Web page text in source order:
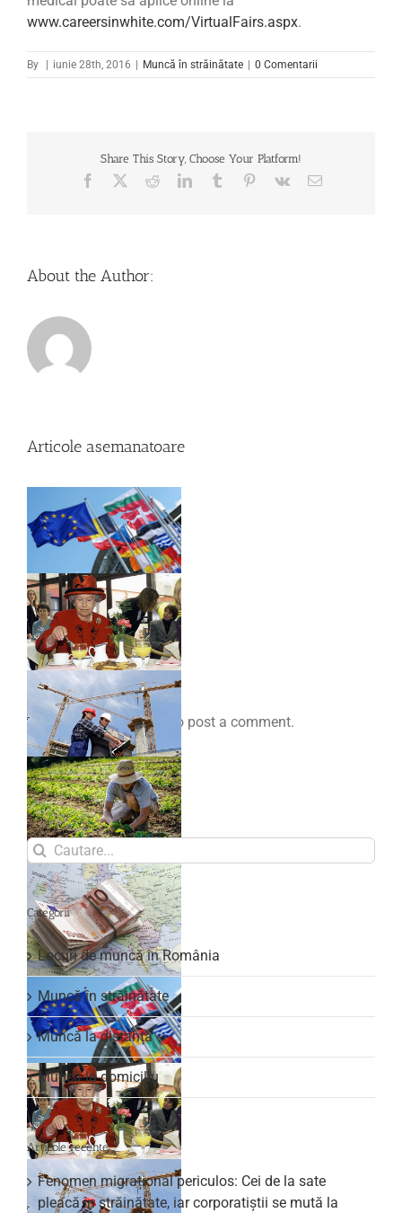
www.careersinwhite.com/VirtualFairs.aspx.
By iunie 28th, 2016 Muncă în străinătate 0 Comentarii
Share This Story, Choose Your Platform!
Facebook RedditLinkedInTumblr Pinterest
Vk Email
About the Author:
Articole asemanatoare
Comenteaza
You must belogged in to post a comment.
Search
for:
Categorii
Locuri de muncă în România
Muncă în străinătate
Muncă la distanță
Muncă la domiciliu
Articole recente
Fenomen migrațional periculos: Cei de la sate
pleacă în străinătate, iar corporatiștii se mută la